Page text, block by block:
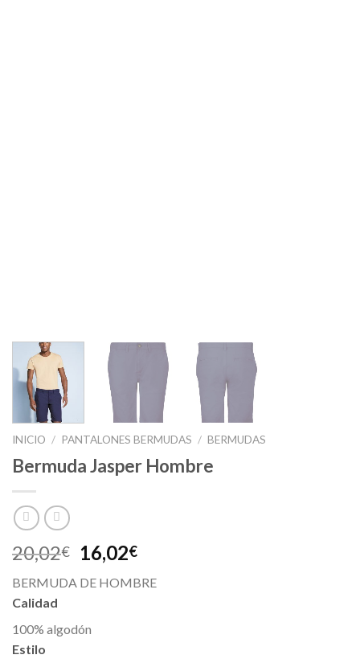
INICIO / PANTALONES BERMUDAS / BERMUDAS
Bermuda Jasper Hombre
20,02€ 16,02€
BERMUDA DE HOMBRE
Calidad
100% algodón
Estilo